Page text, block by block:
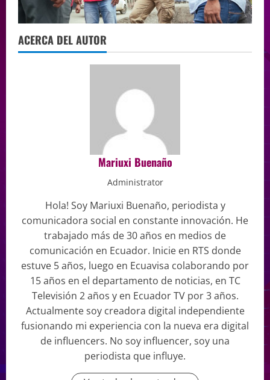
ACERCA DEL AUTOR
Mariuxi Buenaño
Administrator
Hola! Soy Mariuxi Buenaño, periodista y
comunicadora social en constante innovación. He
trabajado más de 30 años en medios de
comunicación en Ecuador. Inicie en RTS donde
estuve 5 años, luego en Ecuavisa colaborando por
15 años en el departamento de noticias, en TC
Televisión 2 años y en Ecuador TV por 3 años.
Actualmente soy creadora digital independiente
fusionando mi experiencia con la nueva era digital
de influencers. No soy influencer, soy una
periodista que influye.